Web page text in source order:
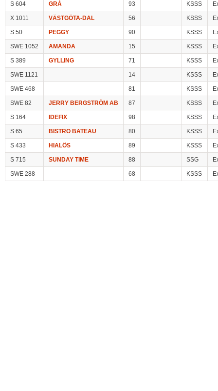
S 604 GRÅ 93 KSSS
X 1011 VÄSTGÖTA-DAL 56 KSSS
S 50 PEGGY 90 KSSS
SWE 1052 AMANDA 15 KSSS
S 389 GYLLING 71 KSSS
SWE 1121 14 KSSS
SWE 468 81 KSSS
SWE 82 JERRY BERGSTRÖM AB 87 KSSS
S 164 IDEFIX 98 KSSS
S 65 BISTRO BATEAU 80 KSSS
S 433 HIALÖS 89 KSSS
S 715 SUNDAY TIME 88 SSG
SWE 288 68 KSSS